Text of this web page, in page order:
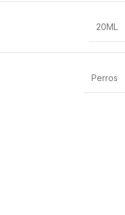
20ML
Perros